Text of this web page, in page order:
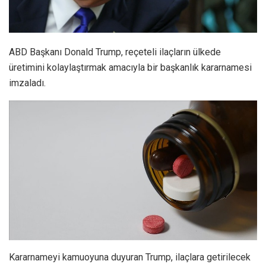
ABD Başkanı Donald Trump, reçeteli ilaçların ülkede
üretimini kolaylaştırmak amacıyla bir başkanlık kararnamesi
imzaladı.
Kararnameyi kamuoyuna duyuran Trump, ilaçlara getirilecek